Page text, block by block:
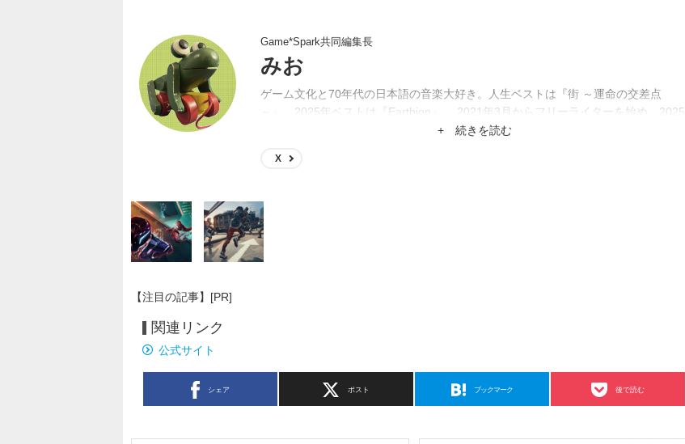
Game*Spark共同編集長
みお
ゲーム文化と70年代の日本語の音楽大好き。人生ベストは『街 ～運命の交差点
～』。2025年ベストは『Earthion』。 2021年3月からフリーライターを始め、2025
年4月にGame*Spark編集部入り。2026年1月に共同編集長になりました。
+ 続きを読む
X
【注目の記事】[PR]
関連リンク
公式サイト
シェア ポスト ブックマーク 後で読む